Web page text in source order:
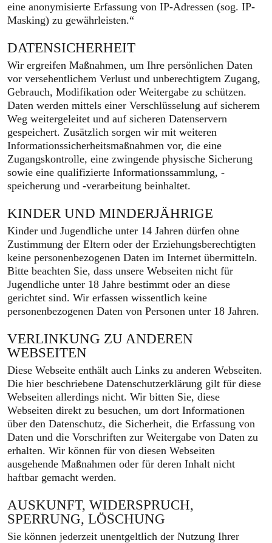
eine anonymisierte Erfassung von IP-Adressen (sog. IP-
Masking) zu gewährleisten.“
DATENSICHERHEIT
Wir ergreifen Maßnahmen, um Ihre persönlichen Daten
vor versehentlichem Verlust und unberechtigtem Zugang,
Gebrauch, Modifikation oder Weitergabe zu schützen.
Daten werden mittels einer Verschlüsselung auf sicherem
Weg weitergeleitet und auf sicheren Datenservern
gespeichert. Zusätzlich sorgen wir mit weiteren
Informationssicherheitsmaßnahmen vor, die eine
Zugangskontrolle, eine zwingende physische Sicherung
sowie eine qualifizierte Informationssammlung, -
speicherung und -verarbeitung beinhaltet.
KINDER UND MINDERJÄHRIGE
Kinder und Jugendliche unter 14 Jahren dürfen ohne
Zustimmung der Eltern oder der Erziehungsberechtigten
keine personenbezogenen Daten im Internet übermitteln.
Bitte beachten Sie, dass unsere Webseiten nicht für
Jugendliche unter 18 Jahre bestimmt oder an diese
gerichtet sind. Wir erfassen wissentlich keine
personenbezogenen Daten von Personen unter 18 Jahren.
VERLINKUNG ZU ANDEREN
WEBSEITEN
Diese Webseite enthält auch Links zu anderen Webseiten.
Die hier beschriebene Datenschutzerklärung gilt für diese
Webseiten allerdings nicht. Wir bitten Sie, diese
Webseiten direkt zu besuchen, um dort Informationen
über den Datenschutz, die Sicherheit, die Erfassung von
Daten und die Vorschriften zur Weitergabe von Daten zu
erhalten. Wir können für von diesen Webseiten
ausgehende Maßnahmen oder für deren Inhalt nicht
haftbar gemacht werden.
AUSKUNFT, WIDERSPRUCH,
SPERRUNG, LÖSCHUNG
Sie können jederzeit unentgeltlich der Nutzung Ihrer